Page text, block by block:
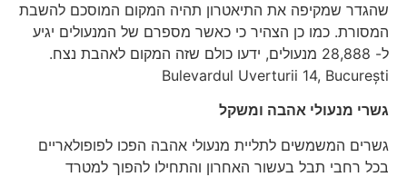
שהגדר שמקיפה את התיאטרון תהיה המקום המוסכם להשבת
המסורת. כמו כן הצהיר כי כאשר מספרם של המנעולים יגיע
ל- 28,888 מנעולים, ידעו כולם שזה המקום לאהבת נצח.
Bulevardul Uverturii 14, București
גשרי מנעולי אהבה ומשקל
גשרים המשמשים לתליית מנעולי אהבה הפכו לפופולאריים
בכל רחבי תבל בעשור האחרון והתחילו להפוך למטרד